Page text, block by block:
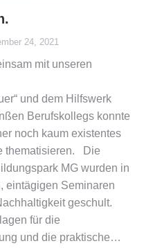
24, 2021
mit unseren
und dem Hilfswerk
Berufskollegs konnte
noch kaum existentes
thematisieren. Die
MG wurden in
eintägigen Seminaren
geschult.
für die
und die praktische…